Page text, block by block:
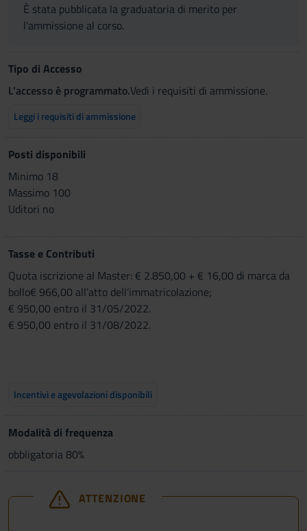
È stata pubblicata la graduatoria di merito per
l'ammissione al corso.
Tipo di Accesso
L’accesso è programmato.Vedi i requisiti di ammissione.
Leggi i requisiti di ammissione
Posti disponibili
Minimo 18
Massimo 100
Uditori no
Tasse e Contributi
Quota iscrizione al Master: € 2.850,00 + € 16,00 di marca da
bollo€ 966,00 all’atto dell’immatricolazione;
€ 950,00 entro il 31/05/2022.
€ 950,00 entro il 31/08/2022.
Incentivi e agevolazioni disponibili
Modalità di frequenza
obbligatoria 80%
ATTENZIONE